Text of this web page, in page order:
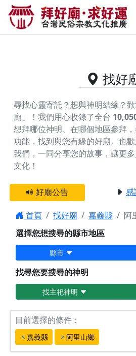
嘉義縣阿里山鄉的
廟求好運 找到與您
找好
尋找心靈寄託？想與神明結緣？
廟」！我們用心收錄了全台
想拜哪位神明、在哪個地區參拜
功能，找到與您有緣的好廟。 也
我們，一同分享您的故事，讓更
文化！
好廟公告 感
首頁 找好廟 嘉義縣
阿
選擇您想搜尋的縣市地區
縣市
找尋您要搜尋的神明
找主祀神明
目前選擇的條件：
嘉義縣 阿里山鄉